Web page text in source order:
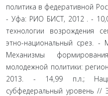
политика в федеративной
- Уфа: РИО БИСТ, 2012 . -
технологии возрождения
этно-национальный срез. -
Механизмы
молодежной политики:
2013. - 14,99 п.л.;
субфедеральный уровень //